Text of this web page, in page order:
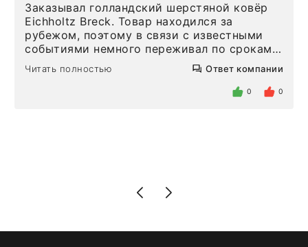
Заказывал голландский шерстяной ковёр
Eichholtz Breck. Товар находился за
рубежом, поэтому в связи с известными
событиями немного переживал по срокам.
Но homeadore привезли ровно в
определенное в договоре время, без
то качество выше всяких похвал. Выглядит
Читать полностью Ответ компании
0 0